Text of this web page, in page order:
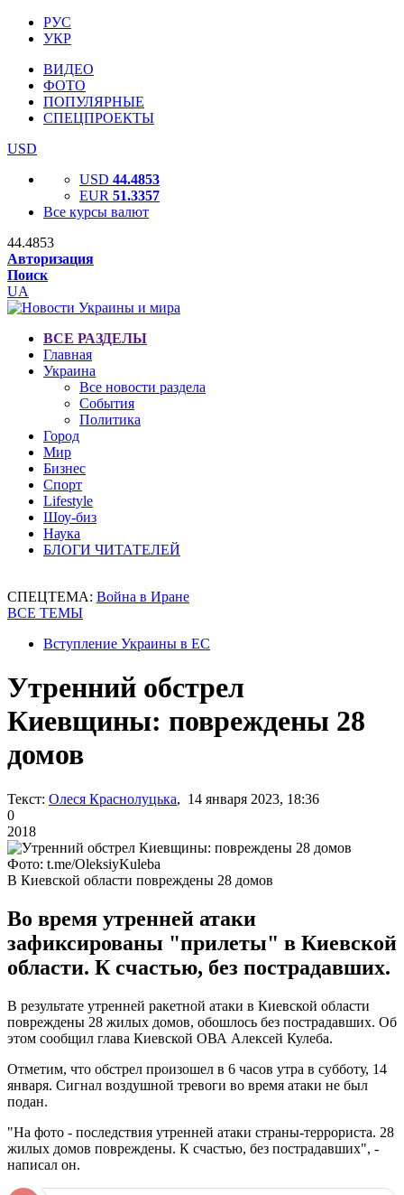
РУС
УКР
ВИДЕО
ФОТО
ПОПУЛЯРНЫЕ
СПЕЦПРОЕКТЫ
USD
USD 44.4853
EUR 51.3357
Все курсы валют
44.4853
Авторизация
Поиск
UA
ВСЕ РАЗДЕЛЫ
Главная
Украина
Все новости раздела
События
Политика
Город
Мир
Бизнес
Спорт
Lifestyle
Шоу-биз
Наука
БЛОГИ ЧИТАТЕЛЕЙ
СПЕЦТЕМА: Война в Иране
ВСЕ ТЕМЫ
Вступление Украины в ЕС
Утренний обстрел
Киевщины: повреждены 28
домов
Текст: Олеся Краснолуцька, 14 января 2023, 18:36
0
2018
Фото: t.me/OleksiyKuleba
В Киевской области повреждены 28 домов
Во время утренней атаки
зафиксированы "прилеты" в Киевской
области. К счастью, без пострадавших.
В результате утренней ракетной атаки в Киевской области
повреждены 28 жилых домов, обошлось без пострадавших. Об
этом сообщил глава Киевской ОВА Алексей Кулеба.
Отметим, что обстрел произошел в 6 часов утра в субботу, 14
января. Сигнал воздушной тревоги во время атаки не был
подан.
"На фото - последствия утренней атаки страны-террориста. 28
жилых домов повреждены. К счастью, без пострадавших", -
написал он.